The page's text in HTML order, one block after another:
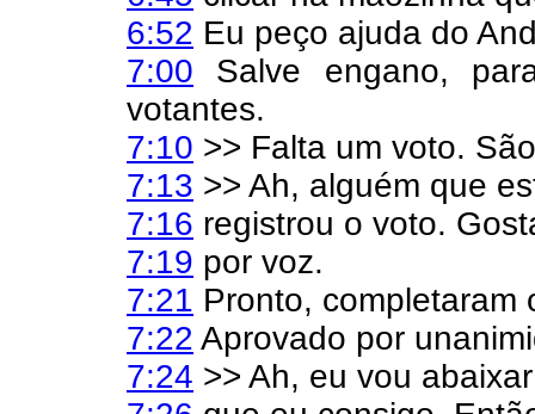
6:52 Eu peço ajuda do
7:00 Salve engano,
votantes.
7:10 >> Falta um voto.
7:13 >> Ah, alguém que
7:16 registrou o voto.
7:19 por voz.
7:21 Pronto, completaram
7:22 Aprovado por
7:24 >> Ah, eu vou